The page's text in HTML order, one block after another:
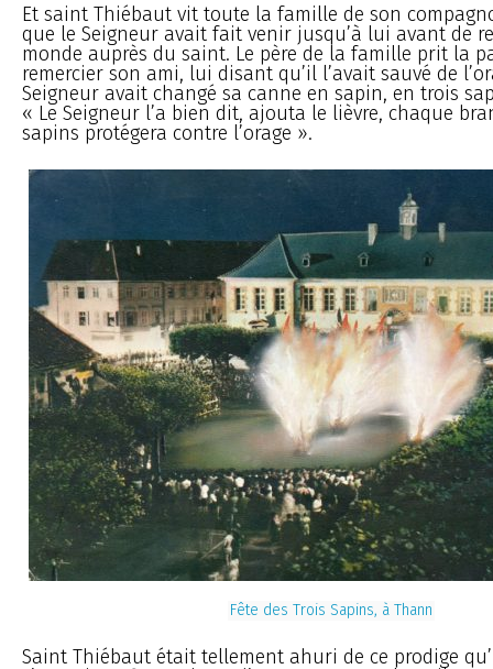
Et saint Thiébaut vit toute la famille de son
que le Seigneur avait fait venir jusqu’à lui avant de
monde auprès du saint. Le père de la famille prit la
remercier son ami, lui disant qu’il l’avait sauvé de
Seigneur avait changé sa canne en sapin, en trois
« Le Seigneur l’a bien dit, ajouta le lièvre, chaque
sapins protégera contre l’orage ».
Fête des Trois Sapins, à Thann
Saint Thiébaut était tellement ahuri de ce prodige